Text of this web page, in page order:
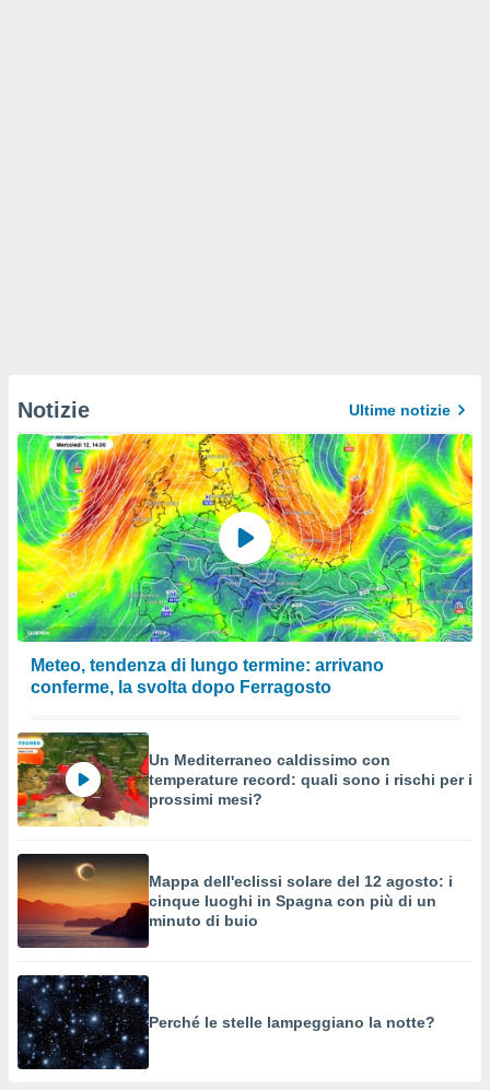
Notizie Ultime notizie
Meteo, tendenza di lungo termine: arrivano
conferme, la svolta dopo Ferragosto
Un Mediterraneo caldissimo con
temperature record: quali sono i rischi per i
prossimi mesi?
Mappa dell'eclissi solare del 12 agosto: i
cinque luoghi in Spagna con più di un
minuto di buio
Perché le stelle lampeggiano la notte?